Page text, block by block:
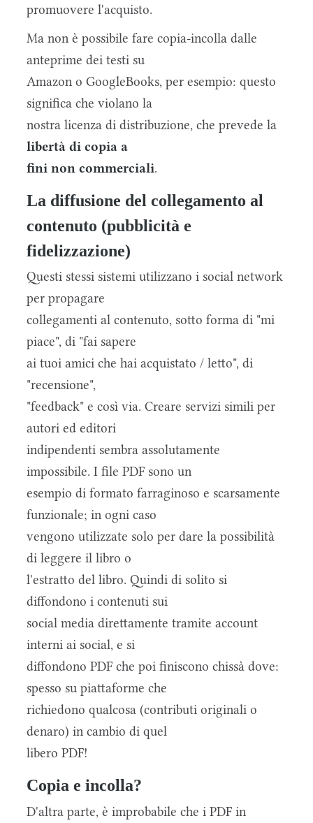
promuovere l'acquisto.
Ma non è possibile fare copia-incolla dalle
anteprime dei testi su
Amazon o GoogleBooks, per esempio: questo
significa che violano la
nostra licenza di distribuzione, che prevede la
libertà di copia a
fini non commerciali.
La diffusione del collegamento al
contenuto (pubblicità e
fidelizzazione)
Questi stessi sistemi utilizzano i social network
per propagare
collegamenti al contenuto, sotto forma di "mi
piace", di "fai sapere
ai tuoi amici che hai acquistato / letto", di
"recensione",
"feedback" e così via. Creare servizi simili per
autori ed editori
indipendenti sembra assolutamente
impossibile. I file PDF sono un
esempio di formato farraginoso e scarsamente
funzionale; in ogni caso
vengono utilizzate solo per dare la possibilità
di leggere il libro o
l'estratto del libro. Quindi di solito si
diffondono i contenuti sui
social media direttamente tramite account
interni ai social, e si
diffondono PDF che poi finiscono chissà dove:
spesso su piattaforme che
richiedono qualcosa (contributi originali o
denaro) in cambio di quel
libero PDF!
Copia e incolla?
D'altra parte, è improbabile che i PDF in